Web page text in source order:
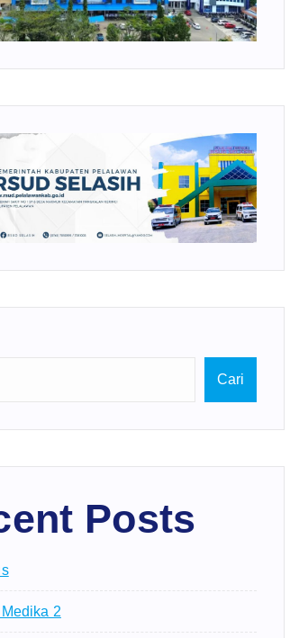
Cari
Posts
2